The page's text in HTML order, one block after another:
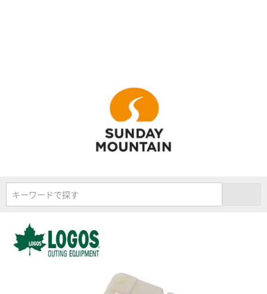
キーワードで探す